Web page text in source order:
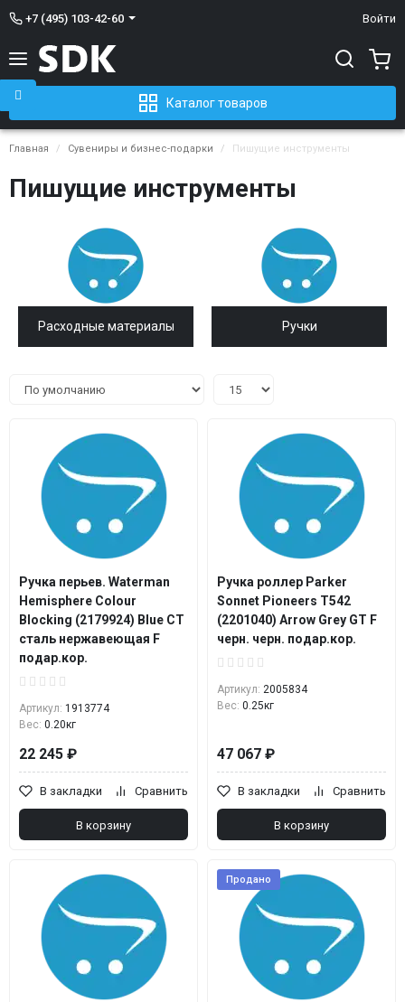
+7 (495) 103-42-60 Войти
Каталог товаров
Главная Сувениры и бизнес-подарки Пишущие инструменты
Пишущие инструменты
Расходные материалы Ручки
Ручка перьев. Waterman
Hemisphere Colour
Blocking (2179924) Blue CT
сталь нержавеющая F
подар.кор.
Артикул: 1913774
Вес: 0.20кг
22 245 ₽
В закладки Сравнить
В корзину
Ручка роллер Parker
Sonnet Pioneers T542
(2201040) Arrow Grey GT F
черн. черн. подар.кор.
Артикул: 2005834
Вес: 0.25кг
47 067 ₽
В закладки Сравнить
В корзину
Продано